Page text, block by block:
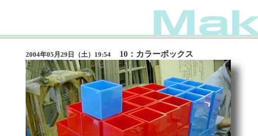
2004年05月29日（土）19:54 10：カラーボックス